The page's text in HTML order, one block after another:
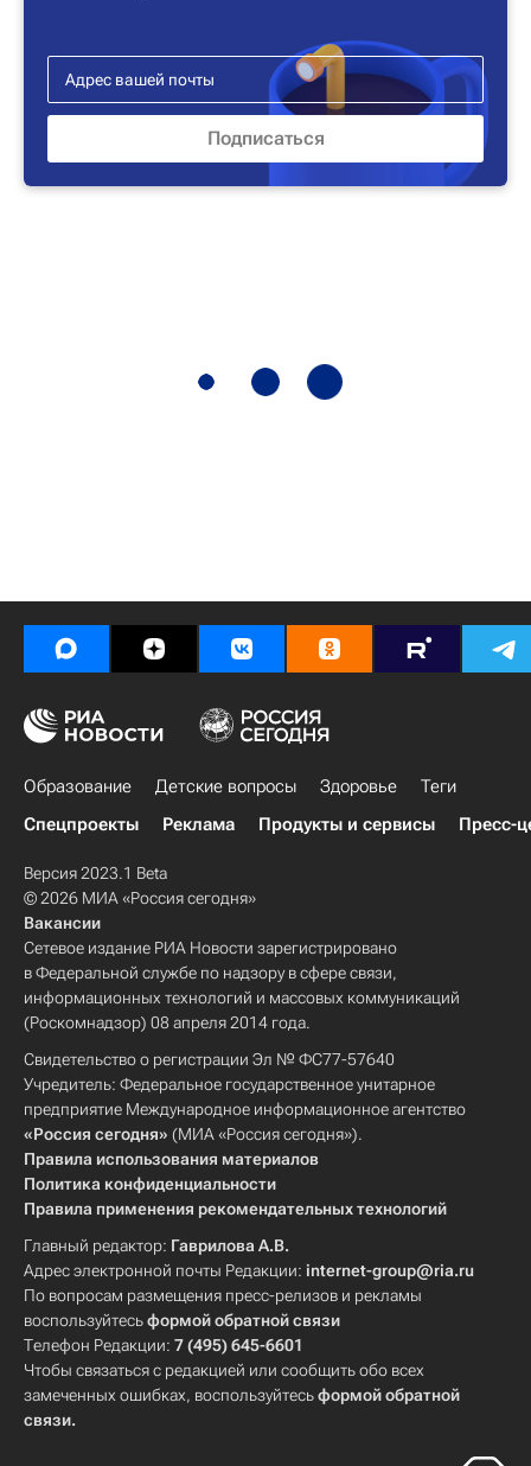
Образование Детские вопросы Здоровье
Теги
Спецпроекты
Реклама Продукты и сервисы Пресс-
Версия 2023.1 Beta
© 2026 МИА «Россия сегодня»
Вакансии
Сетевое издание РИА Новости зарегистрировано
в Федеральной службе по надзору в сфере связи,
информационных технологий и массовых коммуникаций
(Роскомнадзор) 08 апреля 2014 года.
Свидетельство о регистрации Эл № ФС77-57640
Учредитель: Федеральное государственное унитарное
предприятие Международное информационное агентство
«Россия сегодня» (МИА «Россия сегодня»).
Правила использования материалов
Политика конфиденциальности
Правила применения рекомендательных технологий
Главный редактор: Гаврилова А.В.
Адрес электронной почты Редакции: internet-group@ria.ru
По вопросам размещения пресс-релизов и рекламы
воспользуйтесьформой обратной связи
Телефон Редакции: 7 (495) 645-6601
Чтобы связаться с редакцией или сообщить обо всех
замеченных ошибках, воспользуйтесьформой обратной
связи.